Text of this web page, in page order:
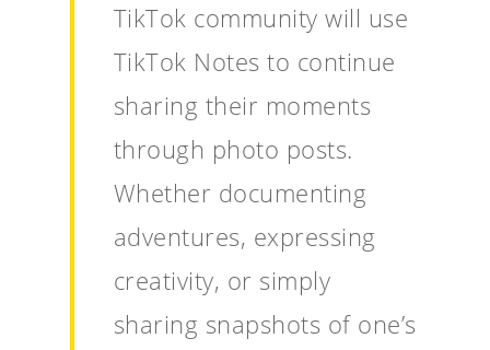
TikTok community will use
TikTok Notes to continue
sharing their moments
through photo posts.
Whether documenting
adventures, expressing
creativity, or simply
sharing snapshots of one’s